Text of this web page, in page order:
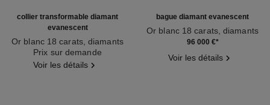
collier transformable diamant
evanescent
Or blanc 18 carats, diamants
Réf. J63493Prix sur demande
Voir les détails
bague diamant evanescent
Or blanc 18 carats, diamants
Réf. J6348796 000 €*
Voir les détails